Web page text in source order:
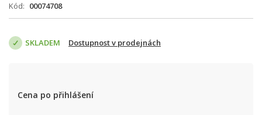
Kód
00074708
SKLADEM Dostupnost v prodejnách
Cena po přihlášení